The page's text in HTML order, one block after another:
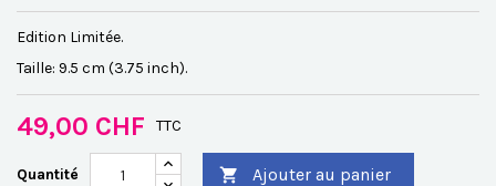
Edition Limitée.
Taille: 9.5 cm (3.75 inch).
49,00 CHF TTC
Quantité  Ajouter au panier